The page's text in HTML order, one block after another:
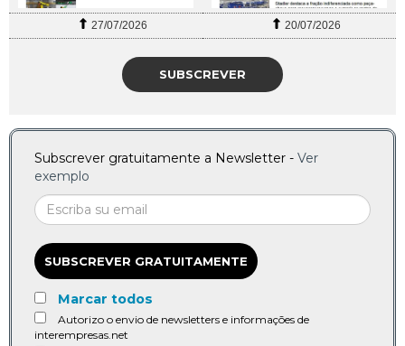
27/07/2026 20/07/2026
SUBSCREVER
Subscrever gratuitamente a Newsletter - Ver
exemplo
SUBSCREVER GRATUITAMENTE
Marcar todos
Autorizo o envio de newsletters e informações de
interempresas.net